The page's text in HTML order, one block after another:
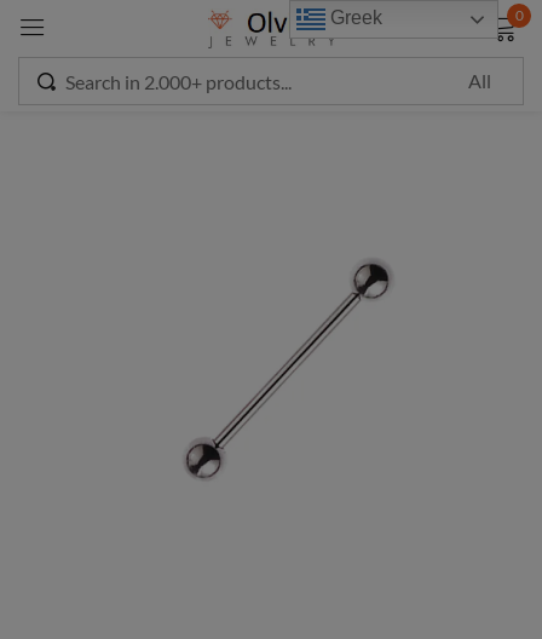
0
Greek
Sign in
Lost password?
LOG IN
CREATE AN ACCOUNT
modal-check